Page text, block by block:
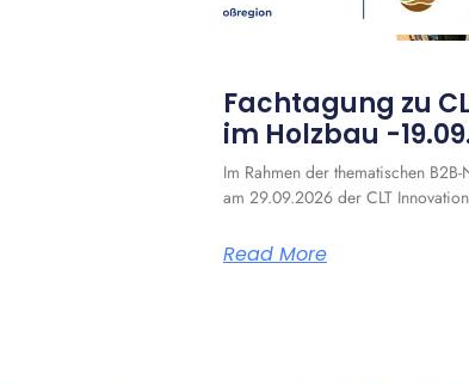
Fachtagung zu
im Holzbau -
Im Rahmen der thematischen
am 29.09.2026 der CLT
Read More